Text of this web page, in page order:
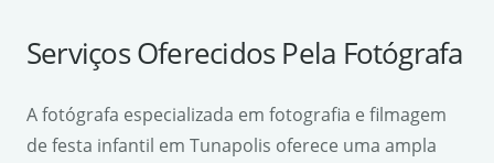
Serviços Oferecidos Pela Fotógrafa
A fotógrafa especializada em fotografia e filmagem
de festa infantil em Tunapolis oferece uma ampla